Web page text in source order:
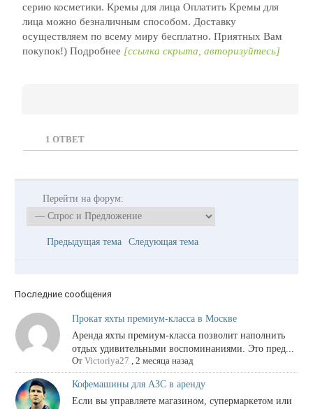
серию косметики. Кремы для лица Оплатить Кремы для
лица можно безналичным способом. Доставку
осуществляем по всему миру бесплатно. Приятных Вам
покупок!) Подробнее [ссылка скрыта, авторизуйтесь]
1 ОТВЕТ
Перейти на форум:
Предыдущая тема Следующая тема
Последние сообщения
Прокат яхты премиум-класса в Москве
Аренда яхты премиум-класса позволит наполнить
отдых удивительными воспоминаниями. Это пред...
От Victoriya27 , 2 месяца назад
Кофемашины для АЗС в аренду
Если вы управляете магазином, супермаркетом или